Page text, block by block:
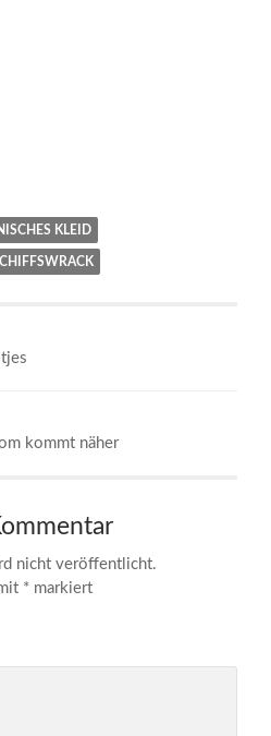
KLEID
kommt näher
nicht veröffentlicht.
* markiert